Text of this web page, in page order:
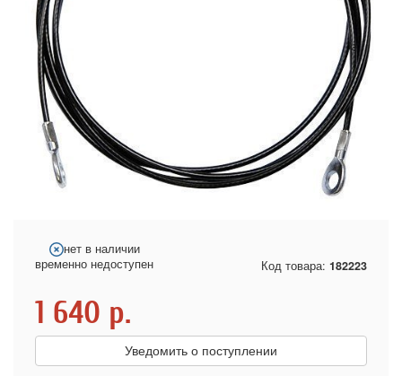
нет в наличии
временно недоступен
Код товара: 182223
1 640 р.
Уведомить о поступлении